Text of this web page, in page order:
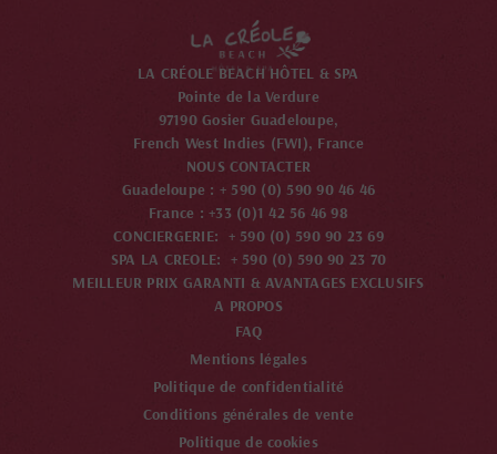
LA CRÉOLE BEACH HÔTEL & SPA
Pointe de la Verdure
97190 Gosier Guadeloupe,
French West Indies (FWI), France
NOUS CONTACTER
Guadeloupe : + 590 (0) 590 90 46 46
France : +33 (0)1 42 56 46 98
CONCIERGERIE: + 590 (0) 590 90 23 69
SPA LA CREOLE: + 590 (0) 590 90 23 70
MEILLEUR PRIX GARANTI & AVANTAGES EXCLUSIFS
A PROPOS
FAQ
Mentions légales
Politique de confidentialité
Conditions générales de vente
Politique de cookies